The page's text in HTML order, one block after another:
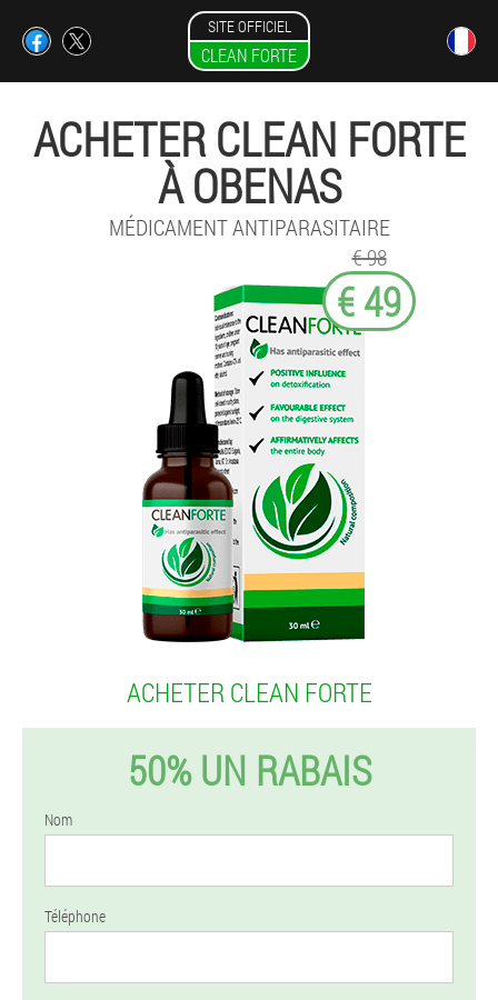
SITE OFFICIEL
CLEAN FORTE
ACHETER CLEAN FORTE
À OBENAS
MÉDICAMENT ANTIPARASITAIRE
€ 98
€ 49
ACHETER CLEAN FORTE
50% UN RABAIS
Nom
Téléphone